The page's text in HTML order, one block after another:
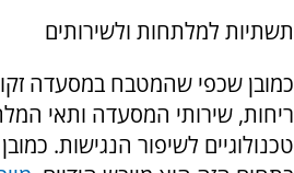
תשתיות למלתחות ולשירותים
כמובן שכפי שהמטבח במסעדה
ריחות, שירותי המסעדה ותאי
טכנולוגיים לשיפור הנגישות.